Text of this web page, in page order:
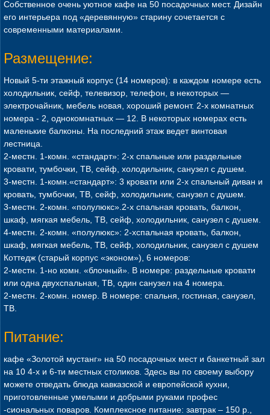
Собственное очень уютное кафе на 50 посадочных мест. Дизайн
его интерьера под «деревянную» старину сочетается с
современными материалами.
Размещение:
Новый 5-ти этажный корпус (14 номеров): в каждом номере есть
холодильник, сейф, телевизор, телефон, в некоторых —
электрочайник, мебель новая, хороший ремонт. 2-х комнатных
номера - 2, однокомнатных — 12. В некоторых номерах есть
маленькие балконы. На последний этаж ведет винтовая
лестница.
2-местн. 1-комн. «стандарт»: 2-х спальные или раздельные
кровати, тумбочки, ТВ, сейф, холодильник, санузел с душем.
3-местн. 1-комн.«стандарт»: 3 кровати или 2-х спальный диван и
кровать, тумбочки, ТВ, сейф, холодильник, санузел с душем.
3-местн. 2-комн. «полулюкс».2-х спальная кровать, балкон,
шкаф, мягкая мебель, ТВ, сейф, холодильник, санузел с душем.
4-местн. 2-комн. «полулюкс»: 2-хспальная кровать, балкон,
шкаф, мягкая мебель, ТВ, сейф, холодильник, санузел с душем
Коттедж (старый корпус «эконом»), 6 номеров:
2-местн. 1-но комн. «блочный». В номере: раздельные кровати
или одна двухспальная, ТВ, один санузел на 4 номера.
2-местн. 2-комн. номер. В номере: спальня, гостиная, санузел,
ТВ.
Питание:
кафе «Золотой мустанг» на 50 посадочных мест и банкетный зал
на 10 4-х и 6-ти местных столиков. Здесь вы по своему выбору
можете отведать блюда кавказской и европейской кухни,
приготовленные умелыми и добрыми руками профес
-сиональных поваров. Комплексное питание: завтрак – 150 р.,